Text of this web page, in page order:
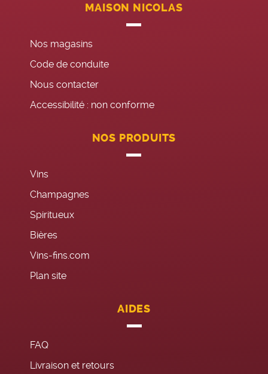
MAISON NICOLAS
Nos magasins
Code de conduite
Nous contacter
Accessibilité : non conforme
NOS PRODUITS
Vins
Champagnes
Spiritueux
Bières
Vins-fins.com
Plan site
AIDES
FAQ
Livraison et retours